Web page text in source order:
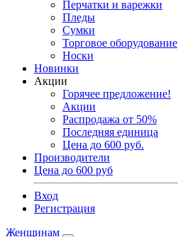
Перчатки и варежки
Пледы
Сумки
Торговое оборудование
Носки
Новинки
Акции
Горячее предложение!
Акции
Распродажа от 50%
Последняя единица
Цена до 600 руб.
Производители
Цена до 600 руб
Вход
Регистрация
Женщинам